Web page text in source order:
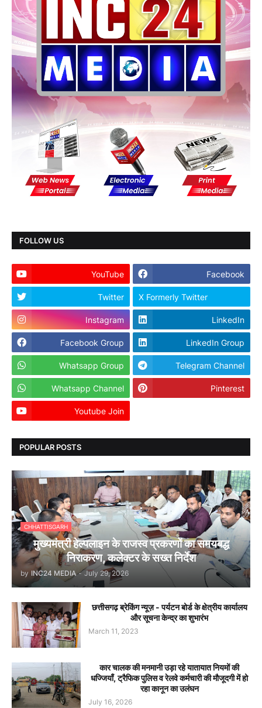
FOLLOW US
YouTube Facebook
Twitter X Formerly Twitter
Instagram LinkedIn
Facebook Group LinkedIn Group
Whatsapp Group Telegram Channel
Whatsapp Channel Pinterest
Youtube Join
POPULAR POSTS
CHHATTISGARH
मुख्यमंत्री हेल्पलाइन के राजस्व प्रकरणों का समयबद्ध
निराकरण, कलेक्टर के सख्त निर्देश
by INC24 MEDIA - July 29, 2026
छत्तीसगढ़ ब्रेकिंग न्यूज़ - पर्यटन बोर्ड के क्षेत्रीय कार्यालय
और सूचना केन्द्र का शुभारंभ
March 11, 2023
कार चालक की मनमानी उड़ा रहे यातायात नियमों की
धज्जियाँ, ट्रैफिक पुलिस व रेलवे कर्मचारी की मौजूदगी में हो
रहा कानून का उलंघन
July 16, 2026